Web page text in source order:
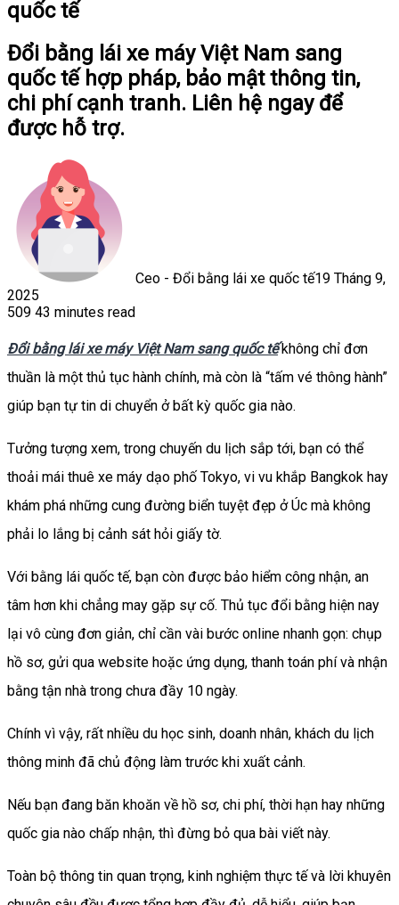
quốc tế
Đổi bằng lái xe máy Việt Nam sang
quốc tế hợp pháp, bảo mật thông tin,
chi phí cạnh tranh. Liên hệ ngay để
được hỗ trợ.
Ceo - Đổi bằng lái xe quốc tế19 Tháng 9,
2025
509 43 minutes read
Đổi bằng lái xe máy Việt Nam sang quốc tếkhông chỉ đơn
thuần là một thủ tục hành chính, mà còn là “tấm vé thông hành”
giúp bạn tự tin di chuyển ở bất kỳ quốc gia nào.
Tưởng tượng xem, trong chuyến du lịch sắp tới, bạn có thể
thoải mái thuê xe máy dạo phố Tokyo, vi vu khắp Bangkok hay
khám phá những cung đường biển tuyệt đẹp ở Úc mà không
phải lo lắng bị cảnh sát hỏi giấy tờ.
Với bằng lái quốc tế, bạn còn được bảo hiểm công nhận, an
tâm hơn khi chẳng may gặp sự cố. Thủ tục đổi bằng hiện nay
lại vô cùng đơn giản, chỉ cần vài bước online nhanh gọn: chụp
hồ sơ, gửi qua website hoặc ứng dụng, thanh toán phí và nhận
bằng tận nhà trong chưa đầy 10 ngày.
Chính vì vậy, rất nhiều du học sinh, doanh nhân, khách du lịch
thông minh đã chủ động làm trước khi xuất cảnh.
Nếu bạn đang băn khoăn về hồ sơ, chi phí, thời hạn hay những
quốc gia nào chấp nhận, thì đừng bỏ qua bài viết này.
Toàn bộ thông tin quan trọng, kinh nghiệm thực tế và lời khuyên